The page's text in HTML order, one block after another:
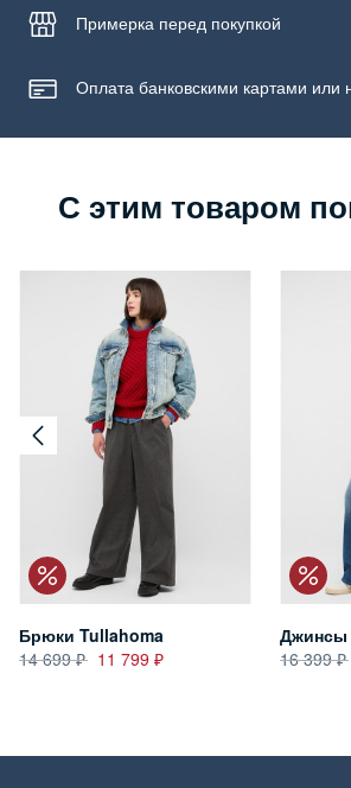
Примерка перед покупкой
Оплата банковскими картами или
С этим товаром
Брюки Tullahoma
14 699
11 799
Джинсы
16 399